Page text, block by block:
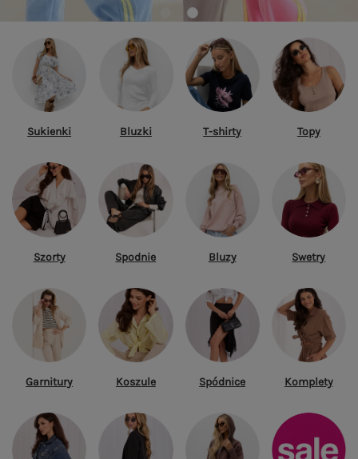
Sukienki Bluzki T-shirty Topy
Szorty Spodnie Bluzy Swetry
Garnitury Koszule Spódnice Komplety